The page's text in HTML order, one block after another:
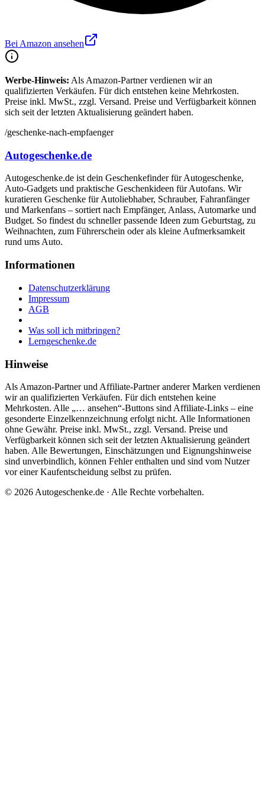
Bei Amazon ansehen
Werbe-Hinweis: Als Amazon-Partner verdienen wir an
qualifizierten Verkäufen. Für dich entstehen keine Mehrkosten.
Preise inkl. MwSt., zzgl. Versand. Preise und Verfügbarkeit können
sich seit der letzten Aktualisierung geändert haben.
/geschenke-nach-empfaenger
Autogeschenke.de
Autogeschenke.de ist dein Geschenkefinder für Autogeschenke,
Auto-Gadgets und praktische Geschenkideen für Autofans. Wir
kuratieren Geschenke für Autoliebhaber, Schrauber, Fahranfänger
und Markenfans – sortiert nach Empfänger, Anlass, Automarke und
Budget. So findest du schneller passende Ideen zum Geburtstag, zu
Weihnachten, zum Führerschein oder als kleine Aufmerksamkeit
rund ums Auto.
Informationen
Datenschutzerklärung
Impressum
AGB
Was soll ich mitbringen?
Lerngeschenke.de
Hinweise
Als Amazon-Partner und Affiliate-Partner anderer Marken verdienen
wir an qualifizierten Verkäufen. Für dich entstehen keine
Mehrkosten. Alle „… ansehen“-Buttons sind Affiliate-Links – eine
gesonderte Einzelkennzeichnung erfolgt nicht. Alle Informationen
ohne Gewähr. Preise inkl. MwSt., zzgl. Versand. Preise und
Verfügbarkeit können sich seit der letzten Aktualisierung geändert
haben. Alle Bewertungen, Einschätzungen und Eignungshinweise
sind unverbindlich, können Fehler enthalten und sind vom Nutzer
vor einer Kaufentscheidung selbst zu prüfen.
© 2026 Autogeschenke.de · Alle Rechte vorbehalten.